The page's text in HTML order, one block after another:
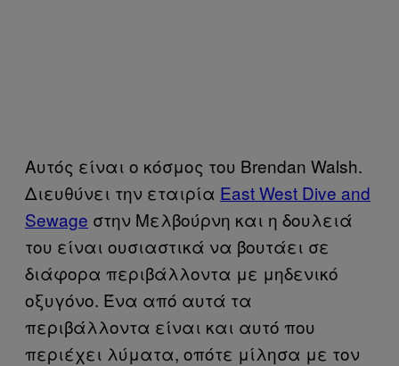
Αυτός είναι ο κόσμος του Brendan Walsh.
Διευθύνει την εταιρία East West Dive and
Sewage στην Μελβούρνη και η δουλειά
του είναι ουσιαστικά να βουτάει σε
διάφορα περιβάλλοντα με μηδενικό
οξυγόνο. Ένα από αυτά τα
περιβάλλοντα είναι και αυτό που
περιέχει λύματα, οπότε μίλησα με τον